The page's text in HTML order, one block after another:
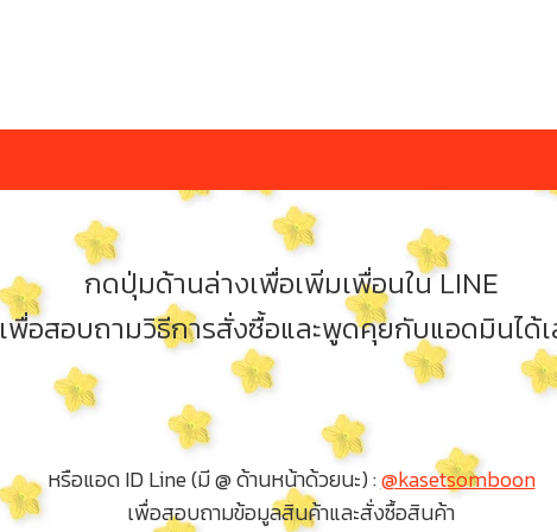
กดปุ่มด้านล่างเพื่อเพิ่มเพื่อนใน LINE
เพื่อสอบถามวิธีการสั่งซื้อและพูดคุยกับแอดมินได้
หรือแอด ID Line (มี @ ด้านหน้าด้วยนะ) :@kasetsomboon
เพื่อสอบถามข้อมูลสินค้าและสั่งซื้อสินค้า